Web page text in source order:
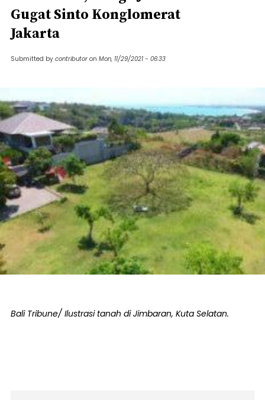
Gugat Sinto Konglomerat
Jakarta
Submitted by contributor on Mon, 11/29/2021 - 06:33
Bali Tribune/ Ilustrasi tanah di Jimbaran, Kuta Selatan.